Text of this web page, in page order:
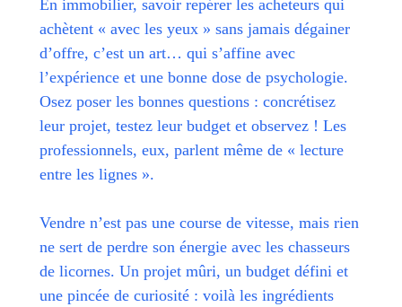
En immobilier, savoir repérer les acheteurs qui
achètent « avec les yeux » sans jamais dégainer
d’offre, c’est un art… qui s’affine avec
l’expérience et une bonne dose de psychologie.
Osez poser les bonnes questions : concrétisez
leur projet, testez leur budget et observez ! Les
professionnels, eux, parlent même de « lecture
entre les lignes ».
Vendre n’est pas une course de vitesse, mais rien
ne sert de perdre son énergie avec les chasseurs
de licornes. Un projet mûri, un budget défini et
une pincée de curiosité : voilà les ingrédients